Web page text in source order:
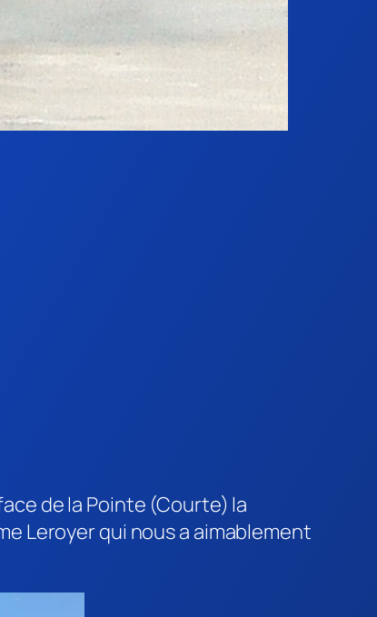
de la Pointe (Courte) la
Leroyer qui nous a aimablement